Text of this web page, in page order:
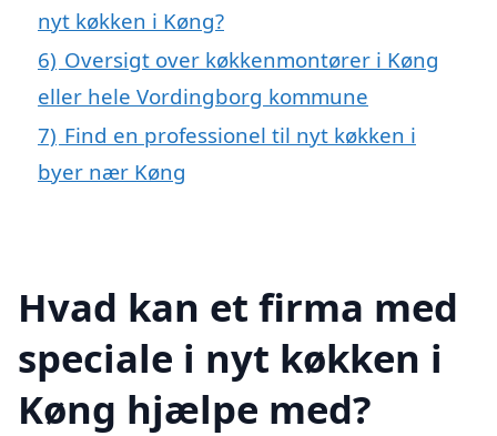
nyt køkken i Køng?
6) Oversigt over køkkenmontører i Køng
eller hele Vordingborg kommune
7) Find en professionel til nyt køkken i
byer nær Køng
Hvad kan et firma med
speciale i nyt køkken i
Køng hjælpe med?